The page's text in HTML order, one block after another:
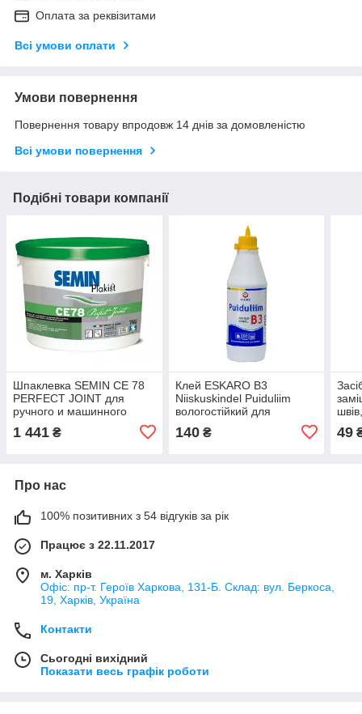
Оплата за реквізитами
Всі умови оплати
Умови повернення
Повернення товару впродовж 14 днів за домовленістю
Всі умови повернення
Подібні товари компанії
Шпаклевка SEMIN CE 78
PERFECT JOINT для
ручного и машинного
1 441 ₴
Клей ESKARO B3
Niiskuskindel Puiduliim
вологостійкий для
140₴ 49
Про нас
100% позитивних з 54 відгуків за рік
Працює з 22.11.2017
м. Харків
Офіс: пр-т. Героїв Харкова, 131-Б. Склад: вул. Беркоса,
19, Харків, Україна
Контакти
Сьогодні вихідний
Показати весь графік роботи